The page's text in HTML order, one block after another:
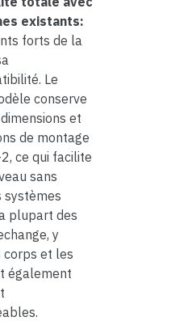
existants:
forts de la
Le
conserve
et
de montage
ce qui facilite
sans
systèmes
plupart des
y
corps et les
également